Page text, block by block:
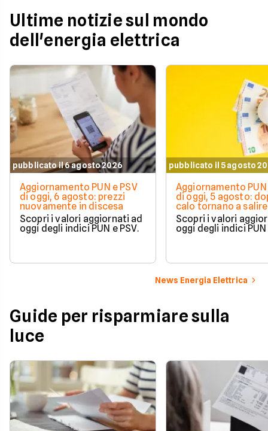
Ultime notizie sul mondo
dell'energia elettrica
pubblicato il 6 agosto 2026
Aggiornamento PUN e PSV
di oggi, 6 agosto: prezzi
nuovamente in discesa
Scopri i valori aggiornati ad
oggi degli indici PUN e PSV.
pubblicato il 5 agosto
Aggiornamento PUN
di oggi, 5 agosto:
calo tornano a
Scopri i valori
oggi degli indici PUN
News Energia Elettrica
Guide per risparmiare sulla
luce